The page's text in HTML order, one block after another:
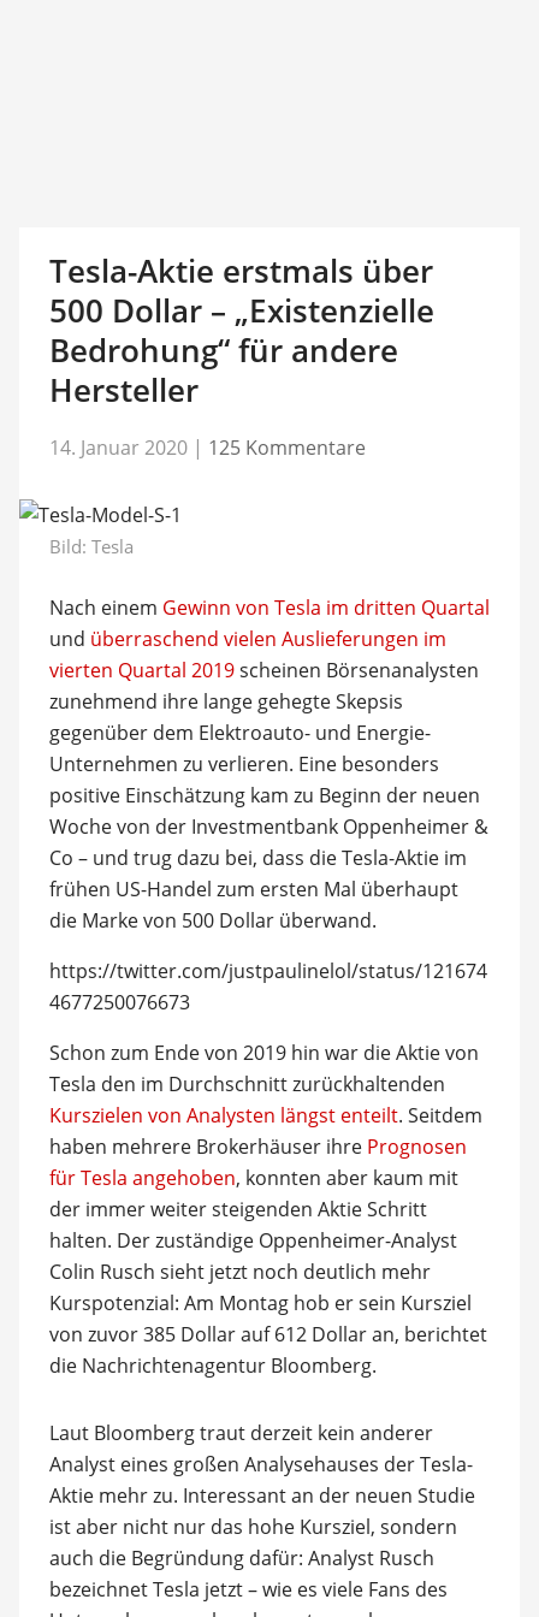
Tesla-Aktie erstmals über
500 Dollar – „Existenzielle
Bedrohung“ für andere
Hersteller
14. Januar 2020 | 125 Kommentare
Bild: Tesla
Nach einem Gewinn von Tesla im dritten Quartal
und überraschend vielen Auslieferungen im
vierten Quartal 2019scheinen Börsenanalysten
zunehmend ihre lange gehegte Skepsis
gegenüber dem Elektroauto- und Energie-
Unternehmen zu verlieren. Eine besonders
positive Einschätzung kam zu Beginn der neuen
Woche von der Investmentbank Oppenheimer &
Co – und trug dazu bei, dass die Tesla-Aktie im
frühen US-Handel zum ersten Mal überhaupt
die Marke von 500 Dollar überwand.
https://twitter.com/justpaulinelol/status/121674
4677250076673
Schon zum Ende von 2019 hin war die Aktie von
Tesla den im Durchschnitt zurückhaltenden
Kurszielen von Analysten längst enteilt. Seitdem
haben mehrere Brokerhäuser ihre Prognosen
für Tesla angehoben, konnten aber kaum mit
der immer weiter steigenden Aktie Schritt
halten. Der zuständige Oppenheimer-Analyst
Colin Rusch sieht jetzt noch deutlich mehr
Kurspotenzial: Am Montag hob er sein Kursziel
von zuvor 385 Dollar auf 612 Dollar an, berichtet
die Nachrichtenagentur Bloomberg.
Laut Bloomberg traut derzeit kein anderer
Analyst eines großen Analysehauses der Tesla-
Aktie mehr zu. Interessant an der neuen Studie
ist aber nicht nur das hohe Kursziel, sondern
auch die Begründung dafür: Analyst Rusch
bezeichnet Tesla jetzt – wie es viele Fans des